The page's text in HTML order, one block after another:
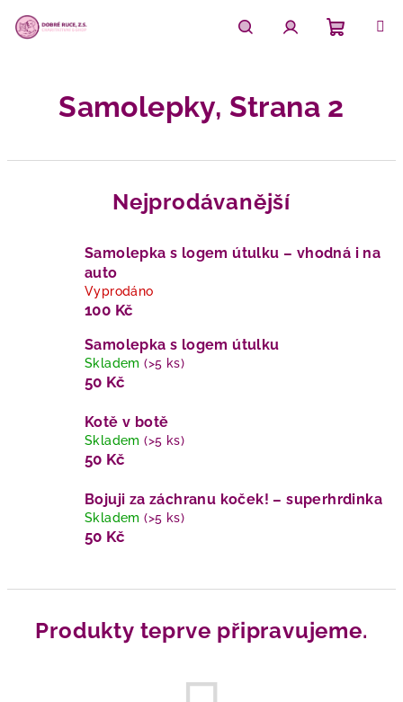
obsah
košík
Samolepky, Strana 2
Nejprodávanější
Samolepka s logem útulku – vhodná i na
auto
Vyprodáno
100 Kč
Samolepka s logem útulku
Skladem(>5 ks)
50 Kč
Kotě v botě
Skladem(>5 ks)
50 Kč
Bojuji za záchranu koček! – superhrdinka
Skladem(>5 ks)
50 Kč
Produkty teprve připravujeme.